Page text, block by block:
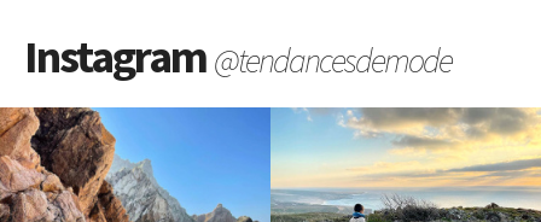
Instagram@tendancesdemode